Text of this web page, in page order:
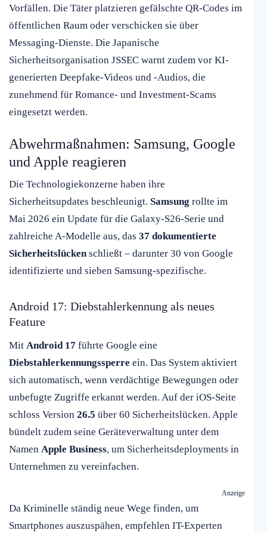
Vorfällen. Die Täter platzieren gefälschte QR-Codes im
öffentlichen Raum oder verschicken sie über
Messaging-Dienste. Die Japanische
Sicherheitsorganisation JSSEC warnt zudem vor KI-
generierten Deepfake-Videos und -Audios, die
zunehmend für Romance- und Investment-Scams
eingesetzt werden.
Abwehrmaßnahmen: Samsung, Google
und Apple reagieren
Die Technologiekonzerne haben ihre
Sicherheitsupdates beschleunigt. Samsung rollte im
Mai 2026 ein Update für die Galaxy-S26-Serie und
zahlreiche A-Modelle aus, das 37 dokumentierte
Sicherheitslückenschließt – darunter 30 von Google
identifizierte und sieben Samsung-spezifische.
Android 17: Diebstahlerkennung als neues
Feature
Mit Android 17 führte Google eine
Diebstahlerkennungssperre ein. Das System aktiviert
sich automatisch, wenn verdächtige Bewegungen oder
unbefugte Zugriffe erkannt werden. Auf der iOS-Seite
schloss Version 26.5 über 60 Sicherheitslücken. Apple
bündelt zudem seine Geräteverwaltung unter dem
Namen Apple Business, um Sicherheitsdeployments in
Unternehmen zu vereinfachen.
Anzeige
Da Kriminelle ständig neue Wege finden, um
Smartphones auszuspähen, empfehlen IT-Experten